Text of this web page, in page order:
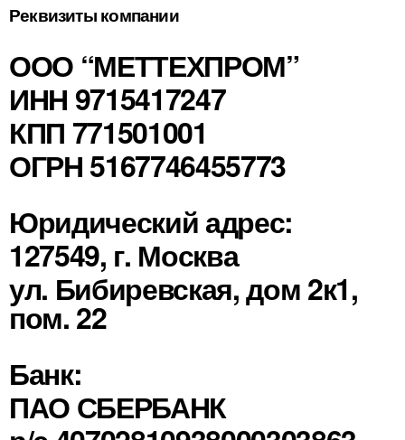
Реквизиты компании
ООО “МЕТТЕХПРОМ”
ИНН 9715417247
КПП 771501001
ОГРН 5167746455773
Юридический адрес:
127549, г. Москва
ул. Бибиревская, дом 2к1,
пом. 22
Банк:
ПАО СБЕРБАНК